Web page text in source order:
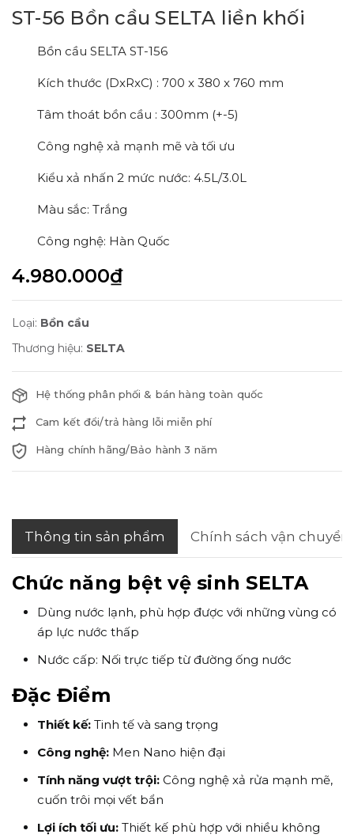
ST-56 Bồn cầu SELTA liền khối
Bồn cầu SELTA ST-156
Kích thước (DxRxC) : 700 x 380 x 760 mm
Tâm thoát bồn cầu : 300mm (+-5)
Công nghệ xả mạnh mẽ và tối ưu
Kiểu xả nhấn 2 mức nước: 4.5L/3.0L
Màu sắc: Trắng
Công nghệ: Hàn Quốc
4.980.000₫
Loại: Bồn cầu
Thương hiệu: SELTA
Hệ thống phân phối & bán hàng toàn quốc
Cam kết đổi/trả hàng lỗi miễn phí
Hàng chính hãng/Bảo hành 3 năm
Thông tin sản phẩm Chính sách vận chuyển
Chức năng bệt vệ sinh SELTA
Dùng nước lạnh, phù hợp được với những vùng có
áp lực nước thấp
Nước cấp: Nối trực tiếp từ đường ống nước
Đặc Điểm
Thiết kế: Tinh tế và sang trọng
Công nghệ: Men Nano hiện đại
Tính năng vượt trội: Công nghệ xả rửa mạnh mẽ,
cuốn trôi mọi vết bẩn
Lợi ích tối ưu: Thiết kế phù hợp với nhiều không